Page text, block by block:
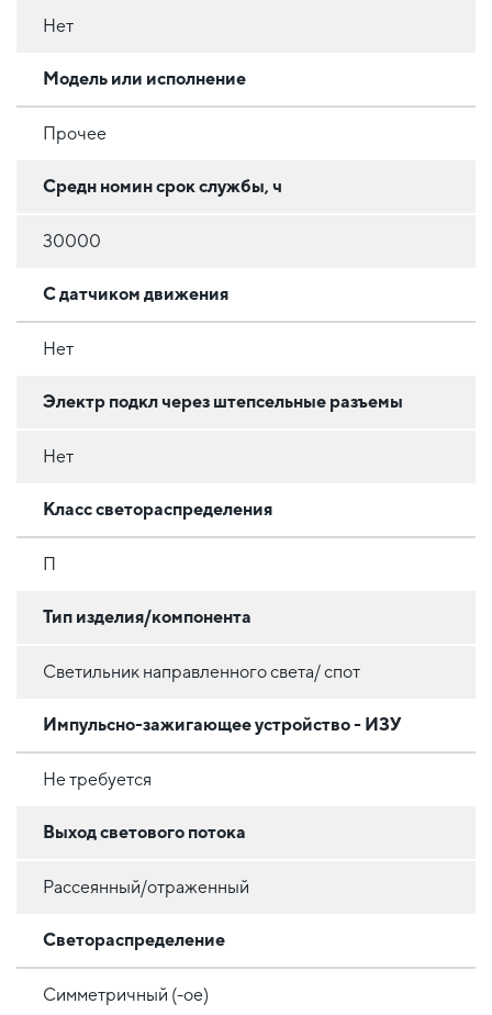
Нет
Модель или исполнение
Прочее
Средн номин срок службы, ч
30000
С датчиком движения
Нет
Электр подкл через штепсельные разъемы
Нет
Класс светораспределения
П
Тип изделия/компонента
Светильник направленного света/ спот
Импульсно-зажигающее устройство - ИЗУ
Не требуется
Выход светового потока
Рассеянный/отраженный
Светораспределение
Симметричный (-ое)